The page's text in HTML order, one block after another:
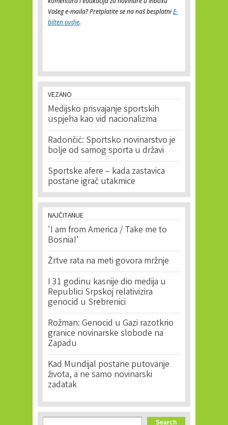
Vašeg e-maila? Pretplatite se na naš besplatniE-
bilten ovdje.
VEZANO
Medijsko prisvajanje sportskih
uspjeha kao vid nacionalizma
Radončić: Sportsko novinarstvo je
bolje od samog sporta u državi
Sportske afere – kada zastavica
postane igrač utakmice
NAJČITANIJE
'I am from America / Take me to
Bosnia!'
Žrtve rata na meti govora mržnje
I 31 godinu kasnije dio medija u
Republici Srpskoj relativizira
genocid u Srebrenici
Rožman: Genocid u Gazi razotkrio
granice novinarske slobode na
Zapadu
Kad Mundijal postane putovanje
života, a ne samo novinarski
zadatak
Search